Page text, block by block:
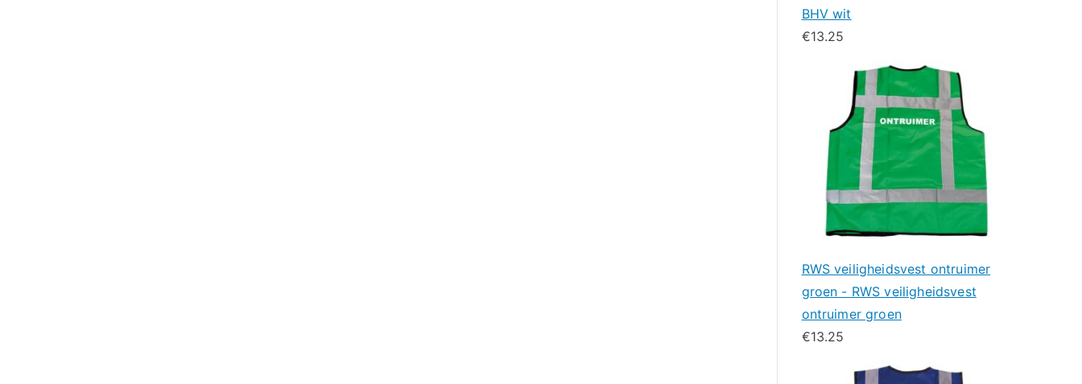
BHV wit
€13.25
RWS veiligheidsvest ontruimer
groen - RWS veiligheidsvest
ontruimer groen
€13.25